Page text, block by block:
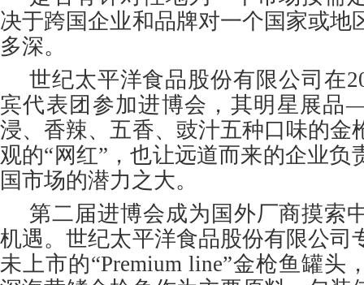
决于跨国企业和品牌对一个国家或地
多深。
世纪太平洋食品股份有限公司在
宾代表团参加进博会，其明星展
浸、香辣、五香、豉汁五种口味的金
观的“网红”，也让远道而来的企业负
国市场的潜力之大。
第二届进博会成为国外厂商摸索
机遇。世纪太平洋食品股份有限公司
未上市的“Premium line”金枪鱼罐头